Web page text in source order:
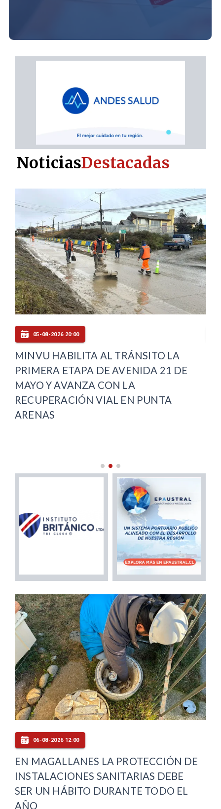
05-08-2026 20:00
MINVU HABILITA AL TRÁNSITO LA
PRIMERA ETAPA DE AVENIDA 21 DE
MAYO Y AVANZA CON LA
RECUPERACIÓN VIAL EN PUNTA
ARENAS
NoticiasDestacadas
06-08-2026 12:00
EN MAGALLANES LA PROTECCIÓN DE
INSTALACIONES SANITARIAS DEBE
SER UN HÁBITO DURANTE TODO EL
AÑO